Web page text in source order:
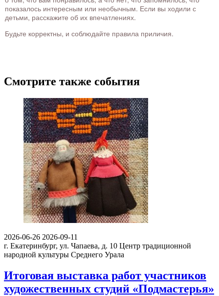
показалось интересным или необычным. Если вы ходили с
детьми, расскажите об их впечатлениях.
Будьте корректны, и соблюдайте правила приличия.
Смотрите также события
2026-06-26 2026-09-11
г. Екатеринбург, ул. Чапаева, д. 10 Центр традиционной
народной культуры Среднего Урала
Итоговая выставка работ участников
художественных студий «Подмастерья»